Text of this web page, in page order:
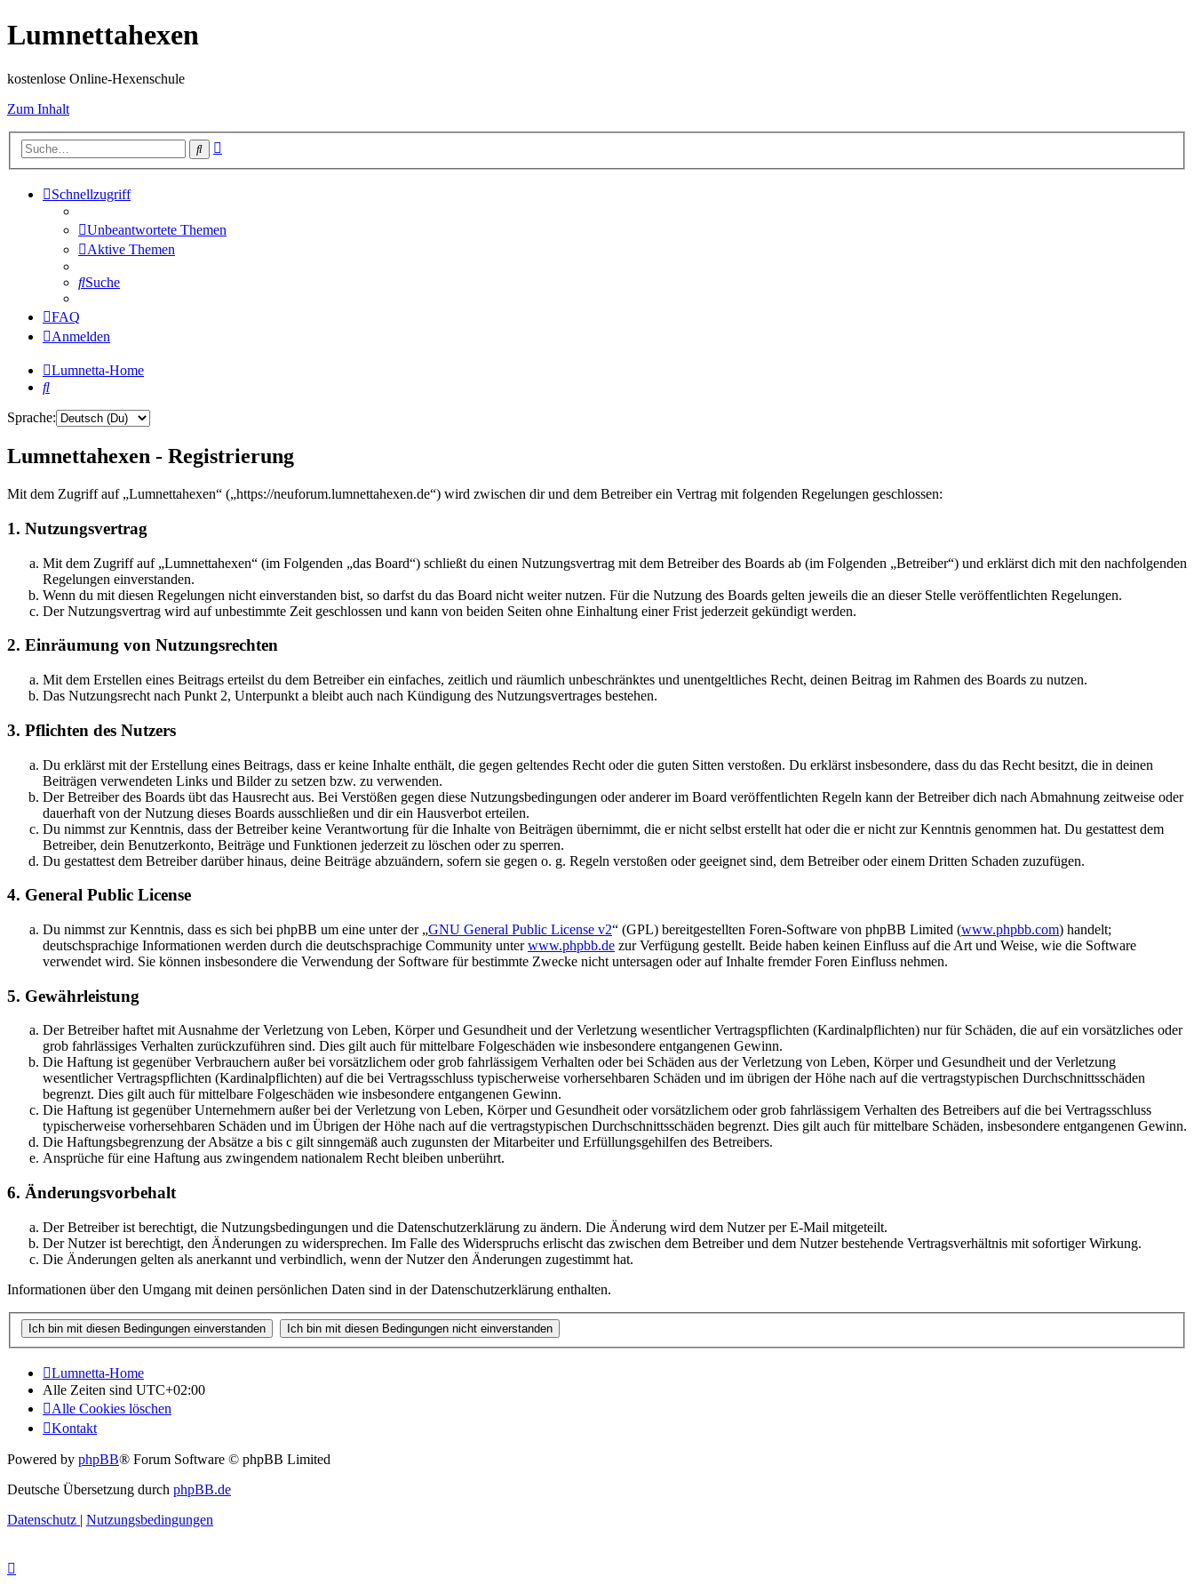
Lumnettahexen
kostenlose Online-Hexenschule
Zum Inhalt
Suche
Schnellzugriff
Unbeantwortete Themen
Aktive Themen
Suche
FAQ
Anmelden
Lumnetta-Home
Suche
Sprache:
Lumnettahexen - Registrierung
Mit dem Zugriff auf „Lumnettahexen“ („https://neuforum.lumnettahexen.de“) wird zwischen dir und dem Betreiber ein Vertrag mit folgenden Regelungen geschlossen:
1. Nutzungsvertrag
Mit dem Zugriff auf „Lumnettahexen“ (im Folgenden „das Board“) schließt du einen Nutzungsvertrag mit dem Betreiber des Boards ab (im Folgenden „Betreiber“) und erklärst dich mit den nachfolgenden
Regelungen einverstanden.
Wenn du mit diesen Regelungen nicht einverstanden bist, so darfst du das Board nicht weiter nutzen. Für die Nutzung des Boards gelten jeweils die an dieser Stelle veröffentlichten Regelungen.
Der Nutzungsvertrag wird auf unbestimmte Zeit geschlossen und kann von beiden Seiten ohne Einhaltung einer Frist jederzeit gekündigt werden.
2. Einräumung von Nutzungsrechten
Mit dem Erstellen eines Beitrags erteilst du dem Betreiber ein einfaches, zeitlich und räumlich unbeschränktes und unentgeltliches Recht, deinen Beitrag im Rahmen des Boards zu nutzen.
Das Nutzungsrecht nach Punkt 2, Unterpunkt a bleibt auch nach Kündigung des Nutzungsvertrages bestehen.
3. Pflichten des Nutzers
Du erklärst mit der Erstellung eines Beitrags, dass er keine Inhalte enthält, die gegen geltendes Recht oder die guten Sitten verstoßen. Du erklärst insbesondere, dass du das Recht besitzt, die in deinen
Beiträgen verwendeten Links und Bilder zu setzen bzw. zu verwenden.
Der Betreiber des Boards übt das Hausrecht aus. Bei Verstößen gegen diese Nutzungsbedingungen oder anderer im Board veröffentlichten Regeln kann der Betreiber dich nach Abmahnung zeitweise oder
dauerhaft von der Nutzung dieses Boards ausschließen und dir ein Hausverbot erteilen.
Du nimmst zur Kenntnis, dass der Betreiber keine Verantwortung für die Inhalte von Beiträgen übernimmt, die er nicht selbst erstellt hat oder die er nicht zur Kenntnis genommen hat. Du gestattest dem
Betreiber, dein Benutzerkonto, Beiträge und Funktionen jederzeit zu löschen oder zu sperren.
Du gestattest dem Betreiber darüber hinaus, deine Beiträge abzuändern, sofern sie gegen o. g. Regeln verstoßen oder geeignet sind, dem Betreiber oder einem Dritten Schaden zuzufügen.
4. General Public License
Du nimmst zur Kenntnis, dass es sich bei phpBB um eine unter der „GNU General Public License v2“ (GPL) bereitgestellten Foren-Software von phpBB Limited (www.phpbb.com) handelt;
deutschsprachige Informationen werden durch die deutschsprachige Community unterwww.phpbb.de zur Verfügung gestellt. Beide haben keinen Einfluss auf die Art und Weise, wie die Software
verwendet wird. Sie können insbesondere die Verwendung der Software für bestimmte Zwecke nicht untersagen oder auf Inhalte fremder Foren Einfluss nehmen.
5. Gewährleistung
Der Betreiber haftet mit Ausnahme der Verletzung von Leben, Körper und Gesundheit und der Verletzung wesentlicher Vertragspflichten (Kardinalpflichten) nur für Schäden, die auf ein vorsätzliches oder
grob fahrlässiges Verhalten zurückzuführen sind. Dies gilt auch für mittelbare Folgeschäden wie insbesondere entgangenen Gewinn.
Die Haftung ist gegenüber Verbrauchern außer bei vorsätzlichem oder grob fahrlässigem Verhalten oder bei Schäden aus der Verletzung von Leben, Körper und Gesundheit und der Verletzung
wesentlicher Vertragspflichten (Kardinalpflichten) auf die bei Vertragsschluss typischerweise vorhersehbaren Schäden und im übrigen der Höhe nach auf die vertragstypischen Durchschnittsschäden
begrenzt. Dies gilt auch für mittelbare Folgeschäden wie insbesondere entgangenen Gewinn.
Die Haftung ist gegenüber Unternehmern außer bei der Verletzung von Leben, Körper und Gesundheit oder vorsätzlichem oder grob fahrlässigem Verhalten des Betreibers auf die bei Vertragsschluss
typischerweise vorhersehbaren Schäden und im Übrigen der Höhe nach auf die vertragstypischen Durchschnittsschäden begrenzt. Dies gilt auch für mittelbare Schäden, insbesondere entgangenen Gewinn.
Die Haftungsbegrenzung der Absätze a bis c gilt sinngemäß auch zugunsten der Mitarbeiter und Erfüllungsgehilfen des Betreibers.
Ansprüche für eine Haftung aus zwingendem nationalem Recht bleiben unberührt.
6. Änderungsvorbehalt
Der Betreiber ist berechtigt, die Nutzungsbedingungen und die Datenschutzerklärung zu ändern. Die Änderung wird dem Nutzer per E-Mail mitgeteilt.
Der Nutzer ist berechtigt, den Änderungen zu widersprechen. Im Falle des Widerspruchs erlischt das zwischen dem Betreiber und dem Nutzer bestehende Vertragsverhältnis mit sofortiger Wirkung.
Die Änderungen gelten als anerkannt und verbindlich, wenn der Nutzer den Änderungen zugestimmt hat.
Informationen über den Umgang mit deinen persönlichen Daten sind in der Datenschutzerklärung enthalten.
Lumnetta-Home
Alle Zeiten sind UTC+02:00
Alle Cookies löschen
Kontakt
Powered by phpBB® Forum Software © phpBB Limited
Deutsche Übersetzung durch phpBB.de
Datenschutz | Nutzungsbedingungen